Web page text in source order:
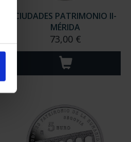
CIUDADES PATRIMONIO II-
MÉRIDA
73,00 €